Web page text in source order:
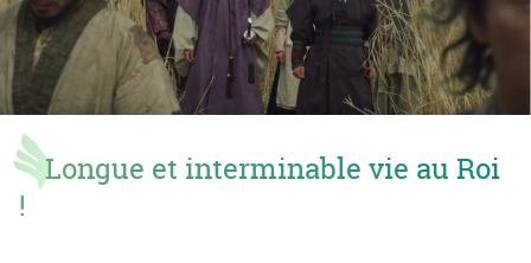
Longue et interminable vie au Roi
!